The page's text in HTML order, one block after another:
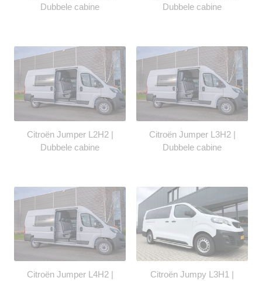
Dubbele cabine
Dubbele cabine
Citroën Jumper L2H2 |
Dubbele cabine
Citroën Jumper L3H2 |
Dubbele cabine
Citroën Jumper L4H2 |
Citroën Jumpy L3H1 |